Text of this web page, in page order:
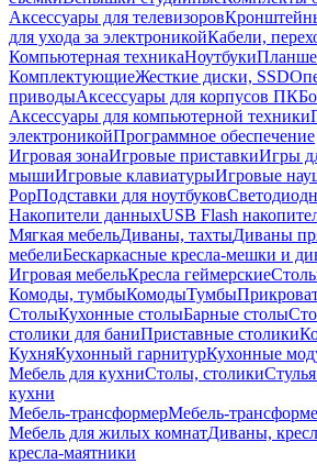
Аксессуары для телевизоров
для ухода за электроникойКабели,
Компьютерная техникаНоутбуки
КомплектующиеЖесткие диски, SSD
приводыАксессуары для корпусов ПК
Аксессуары для компьютерной техники
электроникойПрограммное обеспечение
Игровая зонаИгровые приставкиИгры
мышиИгровые клавиатурыИгровые
PopПодставки для ноутбуков
Накопители данныхUSB Flash
Мягкая мебельДиваны, тахтыДиваны
мебелиБескаркасные кресла-мешки и
Игровая мебельКресла геймерские
Комоды, тумбыКомодыТумбы
СтолыКухонные столыБарные столы
столики для баниПриставные столики
КухняКухонный гарнитурКухонные
Мебель для кухниСтолы, столики
кухни
Мебель-трансформерМебель-
Мебель для жилых комнатДиваны,
кресла-маятники